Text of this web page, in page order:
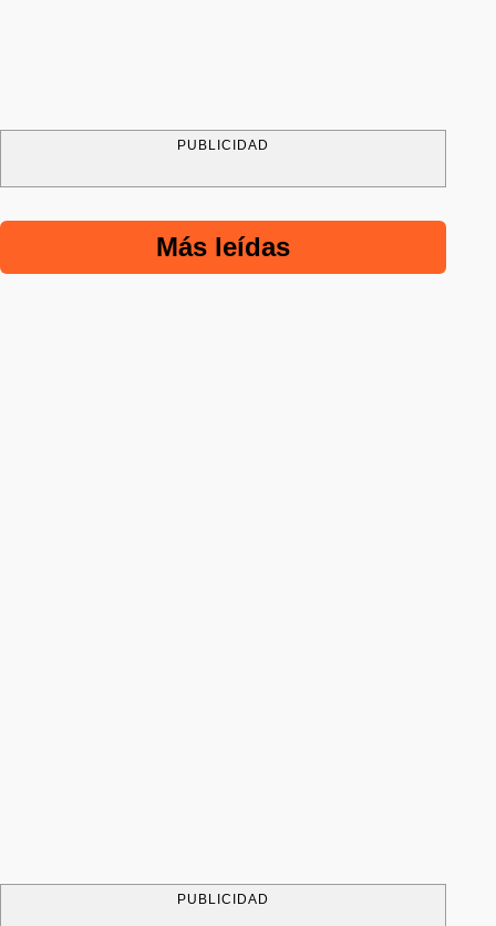
PUBLICIDAD
Más leídas
PUBLICIDAD